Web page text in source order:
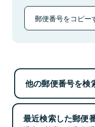
郵便番号をコピー
他の郵便番号を検
最近検索した郵便